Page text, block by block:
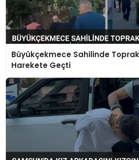
Büyükçekmece Sahilinde
Harekete Geçti